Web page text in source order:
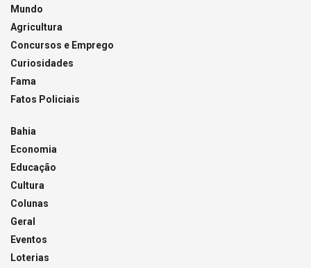
Mundo
Agricultura
Concursos e Emprego
Curiosidades
Fama
Fatos Policiais
Bahia
Economia
Educação
Cultura
Colunas
Geral
Eventos
Loterias